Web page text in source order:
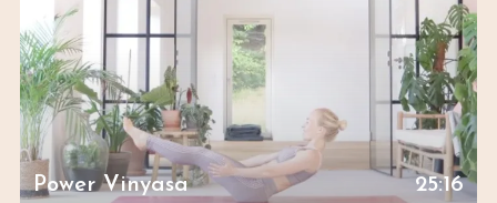
Power Vinyasa 25:16